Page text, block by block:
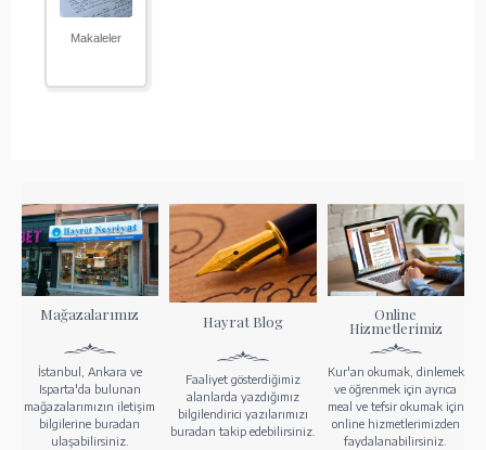
Makaleler
Mağazalarımız
İstanbul, Ankara ve
Isparta'da bulunan
mağazalarımızın iletişim
bilgilerine buradan
ulaşabilirsiniz.
Hayrat Blog
Faaliyet gösterdiğimiz
alanlarda yazdığımız
bilgilendirici yazılarımızı
buradan takip edebilirsiniz.
Online
Hizmetlerimiz
Kur'an okumak, dinlemek
ve öğrenmek için ayrıca
meal ve tefsir okumak için
online hizmetlerimizden
faydalanabilirsiniz.